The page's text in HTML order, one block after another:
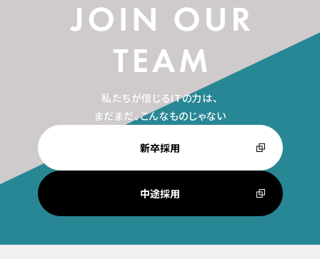
私たちが信じるITの力は、
まだまだ、こんなものじゃない
新卒採用
中途採用